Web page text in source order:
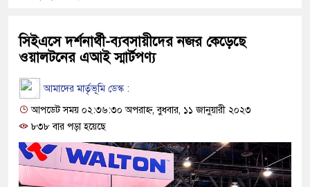
সিইএসে দর্শনার্থী-ব্যবসায়ীদের নজর কেড়েছে
ওয়ালটনের এআই স্মার্টপণ্য
আমাদের মার্তৃভূমি ডেস্ক :
আপডেট সময় ০২:৩৬:৩০ অপরাহ্ন, বুধবার, ১১ জানুয়ারী ২০২৩
৮৩৮ বার পড়া হয়েছে